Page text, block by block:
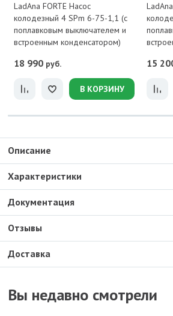
LadAna FORTE Насос
колодезный 4 SPm 6-75-1,1 (с
поплавковым выключателем и
встроенным конденсатором)
18 990 руб.
В КОРЗИНУ
15
Доставка
Описание
Характеристики
Документация
Отзывы
Вы недавно смотрели